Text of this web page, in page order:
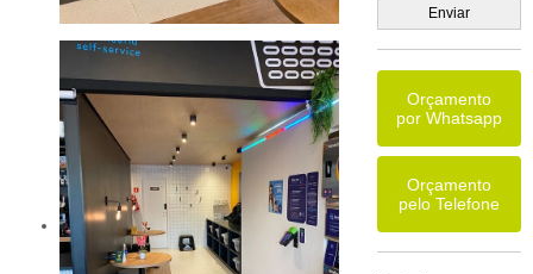
Orçamento
por Whatsapp
Orçamento
pelo Telefone